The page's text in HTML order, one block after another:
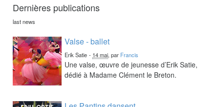
Dernières publications
last news
Valse - ballet
Erik Satie - 14 mai, par Francis
Une valse, œuvre de jeunesse d’Erik Satie,
dédié à Madame Clément le Breton.